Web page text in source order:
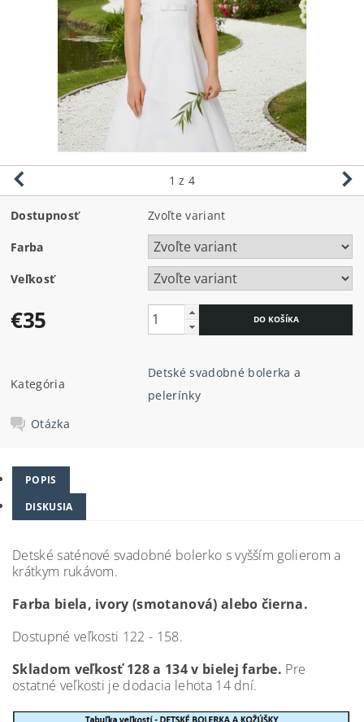
1 z 4
Dostupnosť Zvoľte variant
Farba
Veľkosť
€35
Kategória
Detské svadobné bolerka a
pelerínky
Otázka
POPIS
DISKUSIA
Detské saténové svadobné bolerko s vyšším golierom a
krátkym rukávom.
Farba biela, ivory (smotanová) alebo čierna.
Dostupné veľkosti 122 - 158.
Skladom veľkosť 128 a 134 v bielej farbe. Pre
ostatné veľkosti je dodacia lehota 14 dní.